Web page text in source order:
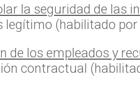
la seguridad de las
legítimo (habilitado por
de los empleados y
contractual